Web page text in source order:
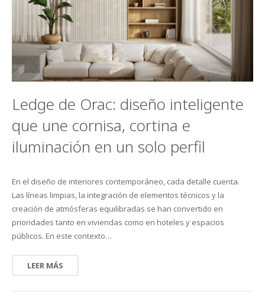
Ledge de Orac: diseño inteligente
que une cornisa, cortina e
iluminación en un solo perfil
En el diseño de interiores contemporáneo, cada detalle cuenta.
Las líneas limpias, la integración de elementos técnicos y la
creación de atmósferas equilibradas se han convertido en
prioridades tanto en viviendas como en hoteles y espacios
públicos. En este contexto…
LEER MÁS